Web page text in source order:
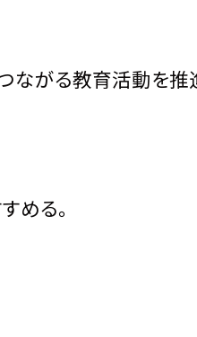
がる教育活動を推
める。